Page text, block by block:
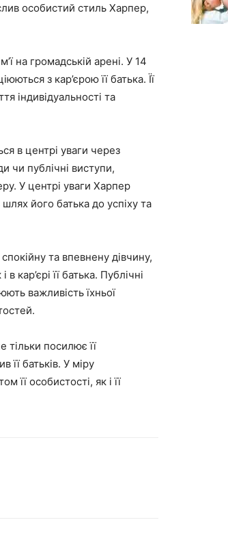
особистий стиль Харпер,
на громадській арені. У 14
з кар’єрою її батька. Її
індивідуальності та
в центрі уваги через
чи публічні виступи,
У центрі уваги Харпер
його батька до успіху та
та впевнену дівчину,
кар’єрі її батька. Публічні
важливість їхньої
посилює її
її батьків. У міру
її особистості, як і її